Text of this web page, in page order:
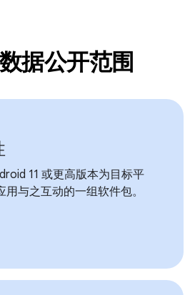
据公开范围
11 或更高版本为目标平
与之互动的一组软件包。